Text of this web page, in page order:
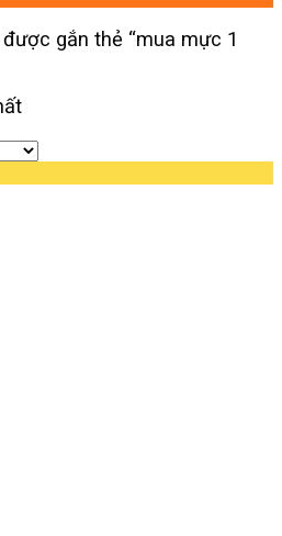
gắn thẻ “mua mực 1